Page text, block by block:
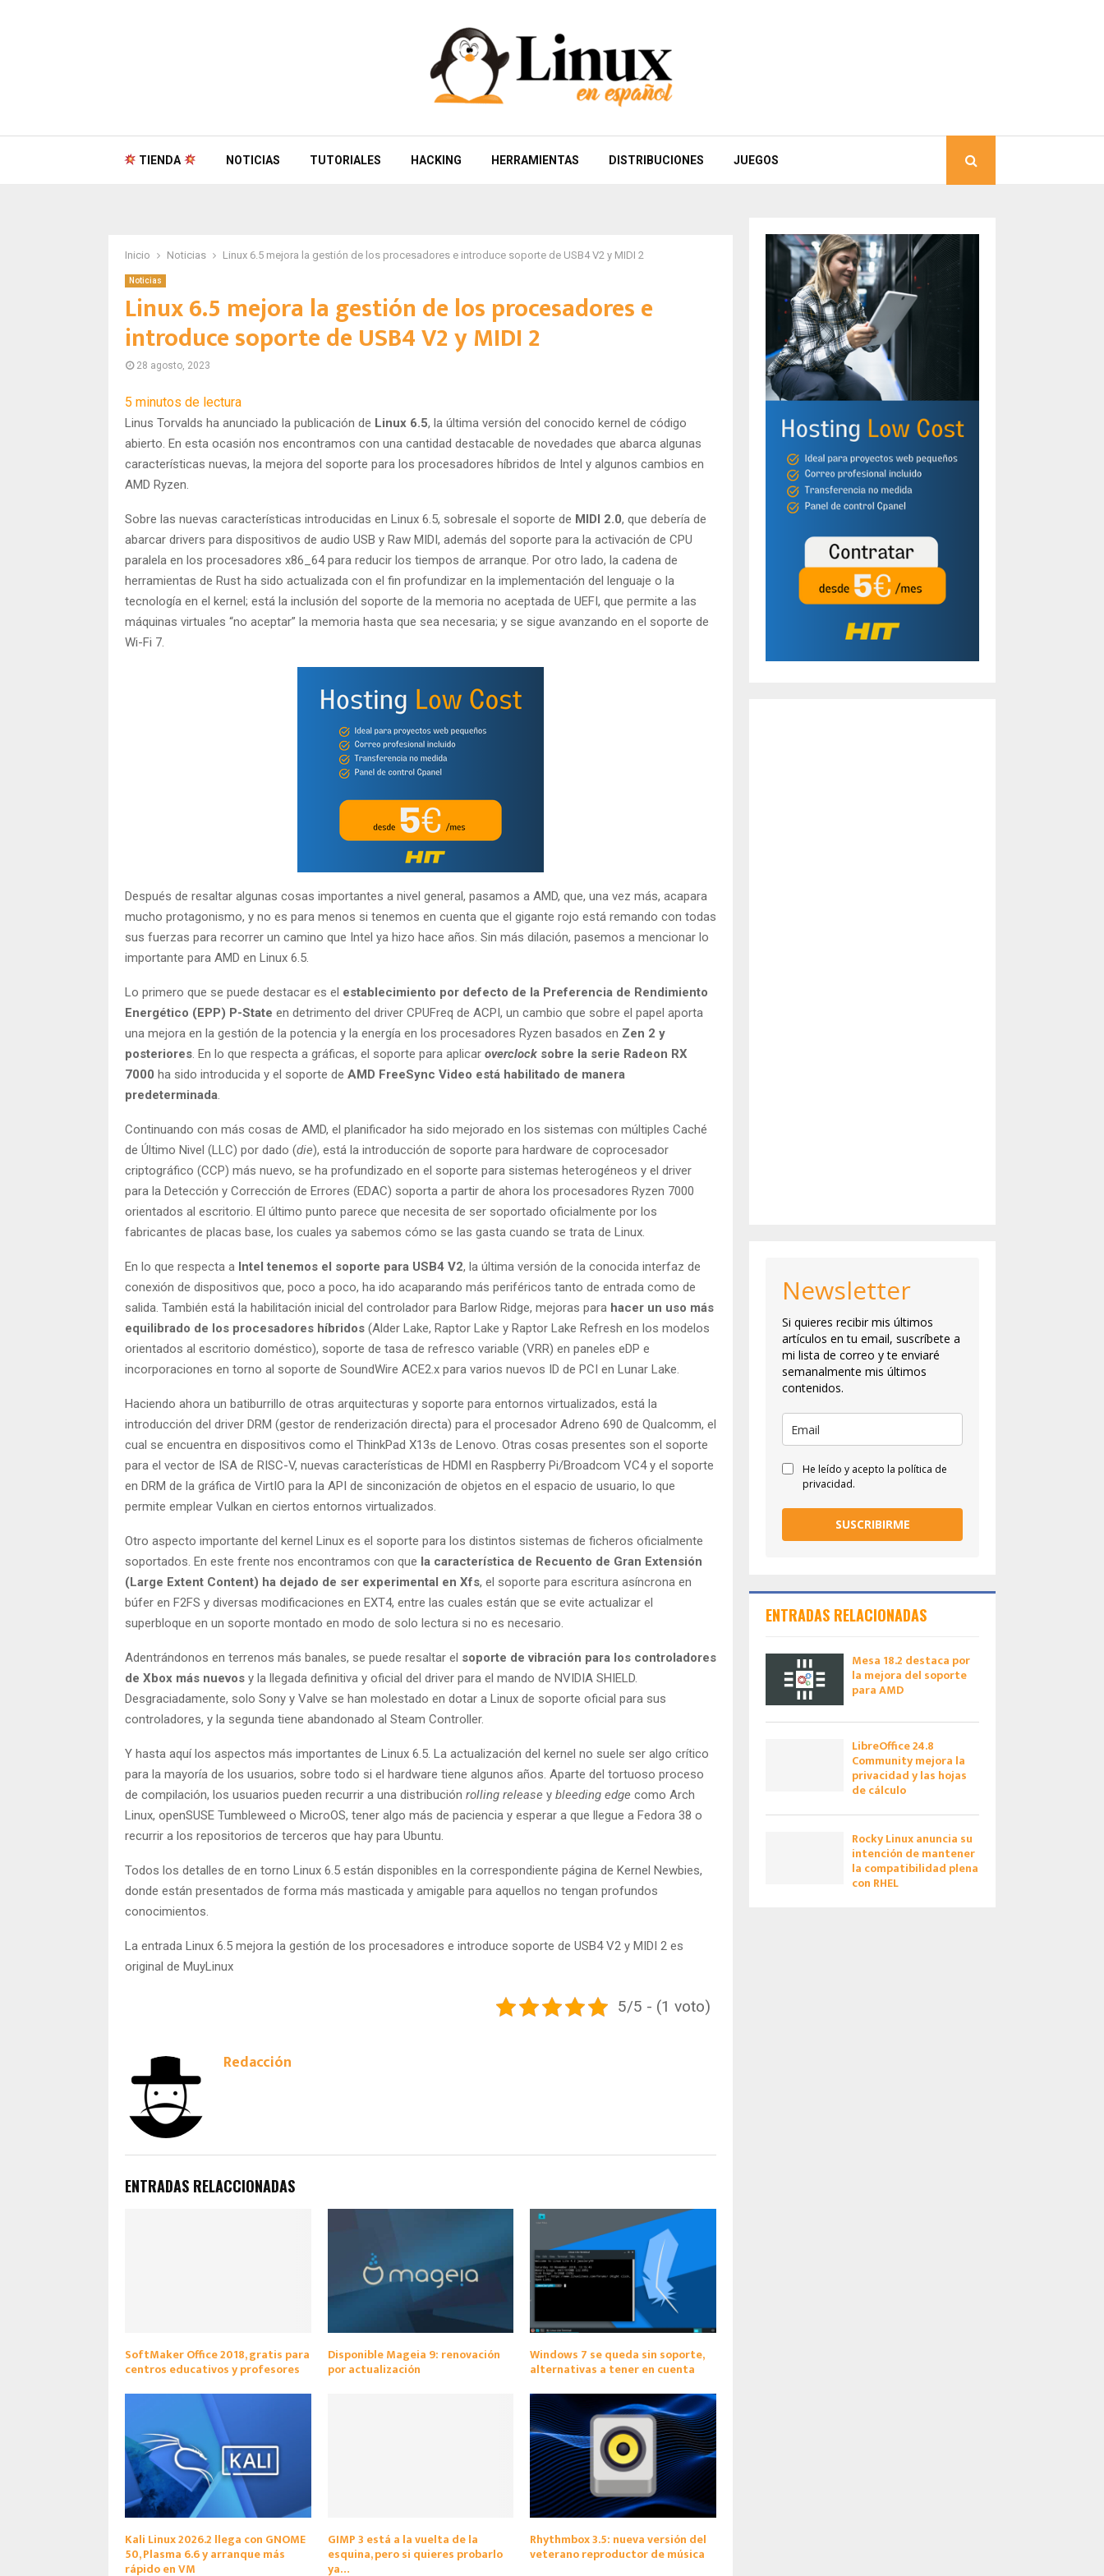
TIENDA NOTICIAS TUTORIALES HACKING HERRAMIENTAS DISTRIBUCIONES JUEGOS
Inicio Noticias Linux 6.5 mejora la gestión de los procesadores e introduce soporte de USB4 V2 y MIDI 2
Noticias
Linux 6.5 mejora la gestión de los procesadores e
introduce soporte de USB4 V2 y MIDI 2
28 agosto, 2023
5 minutos de lectura
Linus Torvalds ha anunciado la publicación de Linux 6.5, la última versión del conocido kernel de código
abierto. En esta ocasión nos encontramos con una cantidad destacable de novedades que abarca algunas
características nuevas, la mejora del soporte para los procesadores híbridos de Intel y algunos cambios en
AMD Ryzen.
Sobre las nuevas características introducidas en Linux 6.5, sobresale el soporte de MIDI 2.0, que debería de
abarcar drivers para dispositivos de audio USB y Raw MIDI, además del soporte para la activación de CPU
paralela en los procesadores x86_64 para reducir los tiempos de arranque. Por otro lado, la cadena de
herramientas de Rust ha sido actualizada con el fin profundizar en la implementación del lenguaje o la
tecnología en el kernel; está la inclusión del soporte de la memoria no aceptada de UEFI, que permite a las
máquinas virtuales “no aceptar” la memoria hasta que sea necesaria; y se sigue avanzando en el soporte de
Wi-Fi 7.
Después de resaltar algunas cosas importantes a nivel general, pasamos a AMD, que, una vez más, acapara
mucho protagonismo, y no es para menos si tenemos en cuenta que el gigante rojo está remando con todas
sus fuerzas para recorrer un camino que Intel ya hizo hace años. Sin más dilación, pasemos a mencionar lo
importante para AMD en Linux 6.5.
Lo primero que se puede destacar es el establecimiento por defecto de la Preferencia de Rendimiento
Energético (EPP) P-State en detrimento del driver CPUFreq de ACPI, un cambio que sobre el papel aporta
una mejora en la gestión de la potencia y la energía en los procesadores Ryzen basados en Zen 2 y
posteriores . En lo que respecta a gráficas, el soporte para aplicar overclock sobre la serie Radeon RX
7000 ha sido introducida y el soporte de AMD FreeSync Video está habilitado de manera
predeterminada
Continuando con más cosas de AMD, el planificador ha sido mejorado en los sistemas con múltiples Caché
de Último Nivel (LLC) por dado (die), está la introducción de soporte para hardware de coprocesador
criptográfico (CCP) más nuevo, se ha profundizado en el soporte para sistemas heterogéneos y el driver
para la Detección y Corrección de Errores (EDAC) soporta a partir de ahora los procesadores Ryzen 7000
orientados al escritorio. El último punto parece que necesita de ser soportado oficialmente por los
fabricantes de placas base, los cuales ya sabemos cómo se las gasta cuando se trata de Linux.
En lo que respecta a Intel tenemos el soporte para USB4 V2, la última versión de la conocida interfaz de
conexión de dispositivos que, poco a poco, ha ido acaparando más periféricos tanto de entrada como de
salida. También está la habilitación inicial del controlador para Barlow Ridge, mejoras para hacer un uso más
equilibrado de los procesadores híbridos (Alder Lake, Raptor Lake y Raptor Lake Refresh en los modelos
orientados al escritorio doméstico), soporte de tasa de refresco variable (VRR) en paneles eDP e
incorporaciones en torno al soporte de SoundWire ACE2.x para varios nuevos ID de PCI en Lunar Lake.
Haciendo ahora un batiburrillo de otras arquitecturas y soporte para entornos virtualizados, está la
introducción del driver DRM (gestor de renderización directa) para el procesador Adreno 690 de Qualcomm, el
cual se encuentra en dispositivos como el ThinkPad X13s de Lenovo. Otras cosas presentes son el soporte
para el vector de ISA de RISC-V, nuevas características de HDMI en Raspberry Pi/Broadcom VC4 y el soporte
en DRM de la gráfica de VirtIO para la API de sinconización de objetos en el espacio de usuario, lo que
permite emplear Vulkan en ciertos entornos virtualizados.
Otro aspecto importante del kernel Linux es el soporte para los distintos sistemas de ficheros oficialmente
soportados. En este frente nos encontramos con que la característica de Recuento de Gran Extensión
(Large Extent Content) ha dejado de ser experimental en Xfs, el soporte para escritura asíncrona en
búfer en F2FS y diversas modificaciones en EXT4, entre las cuales están que se evite actualizar el
superbloque en un soporte montado en modo de solo lectura si no es necesario.
Adentrándonos en terrenos más banales, se puede resaltar el soporte de vibración para los controladores
de Xbox más nuevos y la llegada definitiva y oficial del driver para el mando de NVIDIA SHIELD.
Desgraciadamente, solo Sony y Valve se han molestado en dotar a Linux de soporte oficial para sus
controladores, y la segunda tiene abandonado al Steam Controller.
Y hasta aquí los aspectos más importantes de Linux 6.5. La actualización del kernel no suele ser algo crítico
para la mayoría de los usuarios, sobre todo si el hardware tiene algunos años. Aparte del tortuoso proceso
de compilación, los usuarios pueden recurrir a una distribución rolling release y bleeding edge como Arch
Linux, openSUSE Tumbleweed o MicroOS, tener algo más de paciencia y esperar a que llegue a Fedora 38 o
recurrir a los repositorios de terceros que hay para Ubuntu.
Todos los detalles de en torno Linux 6.5 están disponibles en la correspondiente página de Kernel Newbies,
donde están presentados de forma más masticada y amigable para aquellos no tengan profundos
conocimientos.
La entrada Linux 6.5 mejora la gestión de los procesadores e introduce soporte de USB4 V2 y MIDI 2 es
original de MuyLinux
5/5 - (1 voto)
Redacción
ENTRADAS RELACCIONADAS
SoftMaker Office 2018, gratis para
centros educativos y profesores
Disponible Mageia 9: renovación
por actualización
Windows 7 se queda sin soporte,
alternativas a tener en cuenta
Kali Linux 2026.2 llega con GNOME
50, Plasma 6.6 y arranque más
rápido en VM
GIMP 3 está a la vuelta de la
esquina, pero si quieres probarlo
ya…
Rhythmbox 3.5: nueva versión del
veterano reproductor de música
Newsletter
Si quieres recibir mis últimos
artículos en tu email, suscríbete a
mi lista de correo y te enviaré
semanalmente mis últimos
contenidos.
He leído y acepto la política de
privacidad.
SUSCRIBIRME
ENTRADAS RELACIONADAS
Mesa 18.2 destaca por
la mejora del soporte
para AMD
LibreOffice 24.8
Community mejora la
privacidad y las hojas
de cálculo
Rocky Linux anuncia su
intención de mantener
la compatibilidad plena
con RHEL